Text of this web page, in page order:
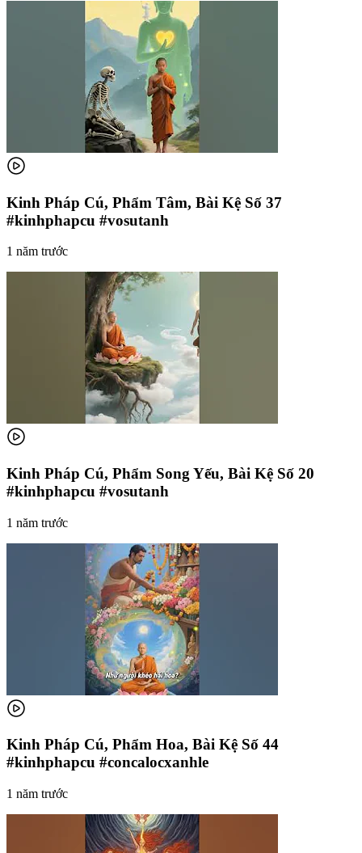
Kinh Pháp Cú, Phẩm Tâm, Bài Kệ Số 37
#kinhphapcu #vosutanh
1 năm trước
Kinh Pháp Cú, Phẩm Song Yếu, Bài Kệ Số 20
#kinhphapcu #vosutanh
1 năm trước
Kinh Pháp Cú, Phẩm Hoa, Bài Kệ Số 44
#kinhphapcu #concalocxanhle
1 năm trước